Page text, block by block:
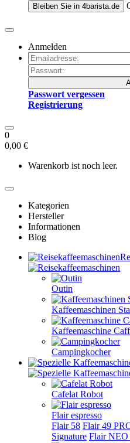
Bleiben Sie in 4barista.de
Anmelden
Passwort vergessen
Registrierung
0
0,00 €
Warenkorb ist noch leer.
Kategorien
Hersteller
Informationen
Blog
Outin
Kaffeemaschinen
Kaffeemaschine
Campingkocher
Cafelat Robot
Flair espresso
Flair 58 Flair 49
Signature Flair